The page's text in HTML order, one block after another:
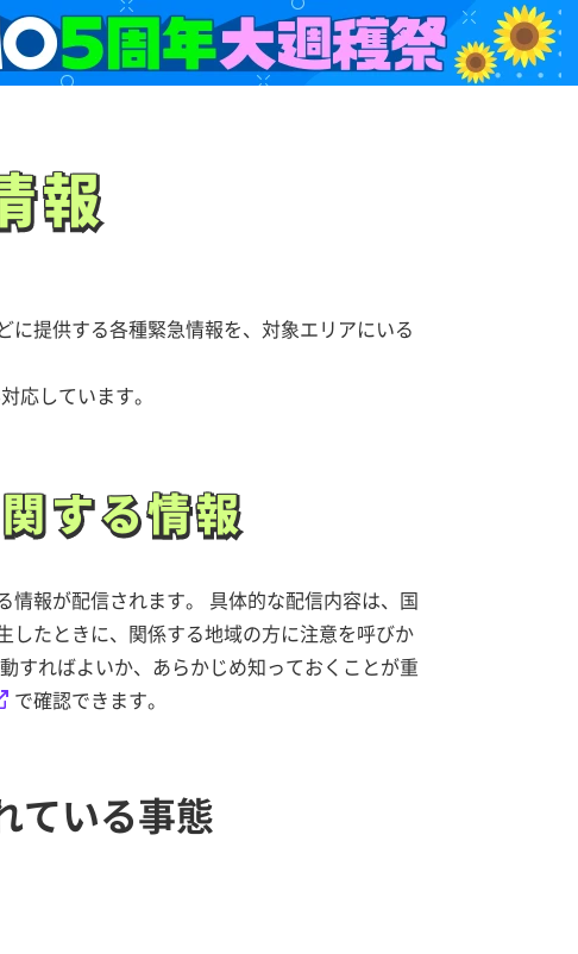
報
報
提供する各種緊急情報を、対象エリアにいる
応しています。
する情報
する情報
報が配信されます。 具体的な配信内容は、国
したときに、関係する地域の方に注意を呼びか
すればよいか、あらかじめ知っておくことが重
で確認できます。
ている事態